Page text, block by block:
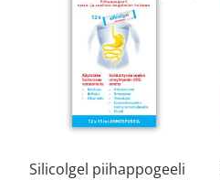
Silicolgel piihappogeeli